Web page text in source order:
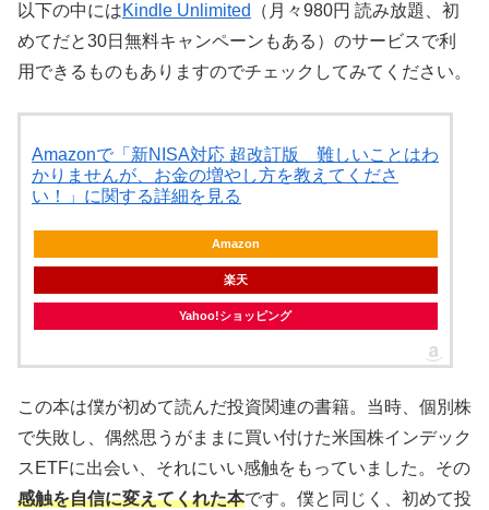
以下の中にはKindle Unlimited
（月々980円 読み放題、初
めてだと30日無料キャンペーンもある）のサービスで利
用できるものもありますのでチェックしてみてください。
Amazonで「新NISA対応 超改訂版 難しいことはわ
かりませんが、お金の増やし方を教えてくださ
い！」に関する詳細を見る
Amazon
楽天
Yahoo!ショッピング
この本は僕が初めて読んだ投資関連の書籍。当時、個別株
で失敗し、偶然思うがままに買い付けた米国株インデック
スETFに出会い、それにいい感触をもっていました。その
感触を自信に変えてくれた本です。僕と同じく、初めて投